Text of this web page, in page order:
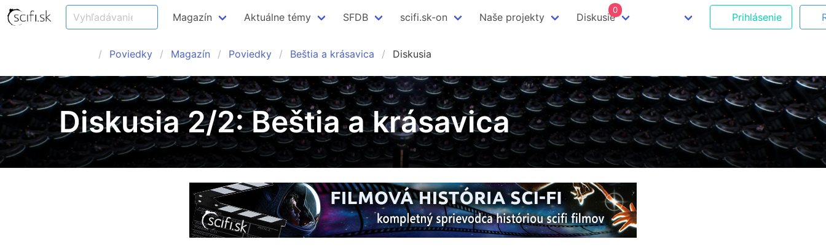
Magazín Aktuálne témy SFDB scifi.sk-on Naše projekty Diskusie
0
Prihlásenie
Poviedky Magazín Poviedky Beštia a krásavica Diskusia
Diskusia 2/2: Beštia a krásavica